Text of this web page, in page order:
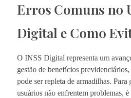
Erros Comuns no
Digital e Como
O INSS Digital representa um
gestão de benefícios
pode ser repleta de armadilhas. Para
usuários não enfrentem problemas,